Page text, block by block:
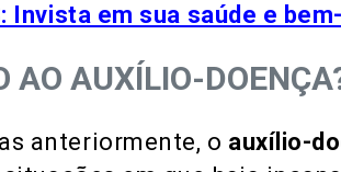
Invista em sua saúde e
AO AUXÍLIO-
anteriormente, o auxílio-